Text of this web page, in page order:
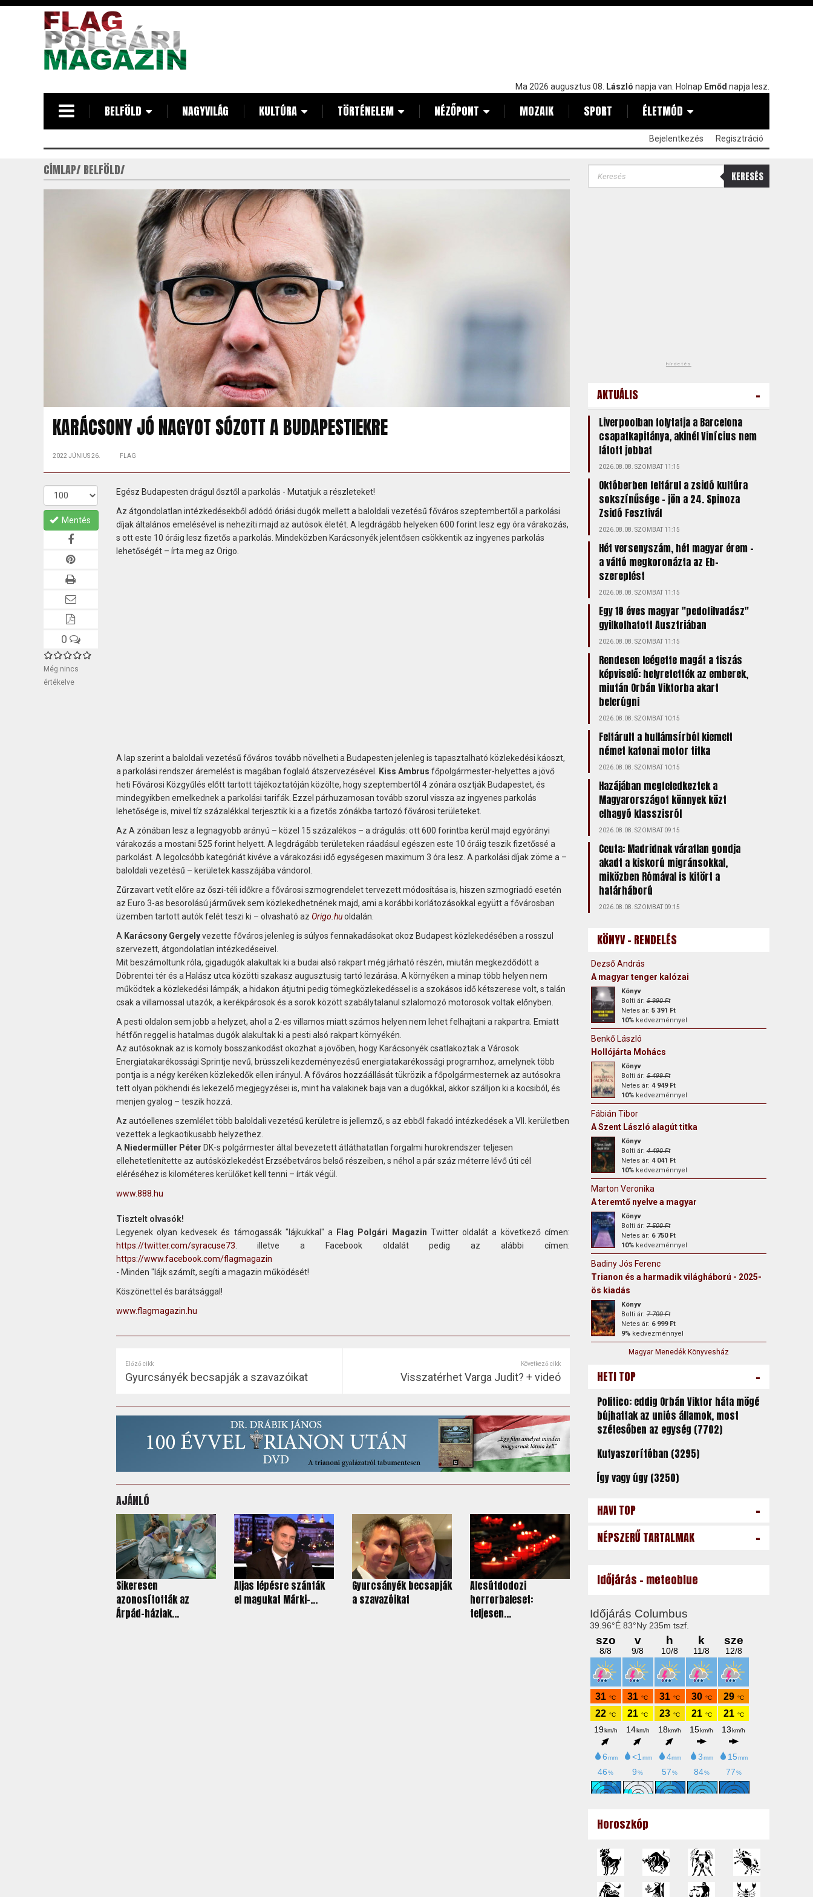
Ma 2026 augusztus 08. László napja van. Holnap Emőd napja lesz.
BELFÖLD NAGYVILÁG KULTÚRA TÖRTÉNELEM NÉZŐPONT MOZAIK SPORT ÉLETMÓD
Bejelentkezés Regisztráció
CÍMLAP BELFÖLD
KARÁCSONY JÓ NAGYOT SÓZOTT A BUDAPESTIEKRE
2022 JÚNIUS 26. FLAG
Mentés
0
Még nincs
értékelve
Egész Budapesten drágul ősztől a parkolás - Mutatjuk a részleteket!
Az átgondolatlan intézkedésekből adódó óriási dugók mellett a baloldali vezetésű főváros szeptembertől a parkolási
díjak általános emelésével is nehezíti majd az autósok életét. A legdrágább helyeken 600 forint lesz egy óra várakozás,
s ott este 10 óráig lesz fizetős a parkolás. Mindeközben Karácsonyék jelentősen csökkentik az ingyenes parkolás
lehetőségét – írta meg az Origo.
A lap szerint a baloldali vezetésű főváros tovább növelheti a Budapesten jelenleg is tapasztalható közlekedési káoszt,
a parkolási rendszer áremelést is magában foglaló átszervezésével.
Kiss Ambrus főpolgármester-helyettes a jövő
heti Fővárosi Közgyűlés előtt tartott tájékoztatóján közölte, hogy szeptembertől 4 zónára osztják Budapestet, és
mindegyikben emelkednek a parkolási tarifák. Ezzel párhuzamosan tovább szorul vissza az ingyenes parkolás
lehetősége is, mivel tíz százalékkal terjesztik ki a a fizetős zónákba tartozó fővárosi területeket.
Az A zónában lesz a legnagyobb arányú – közel 15 százalékos – a drágulás: ott 600 forintba kerül majd egyórányi
várakozás a mostani 525 forint helyett. A legdrágább területeken ráadásul egészen este 10 óráig teszik fizetőssé a
parkolást. A legolcsóbb kategóriát kivéve a várakozási idő egységesen maximum 3 óra lesz. A parkolási díjak zöme a –
baloldali vezetésű – kerületek kasszájába vándorol.
Zűrzavart vetít előre az őszi-téli időkre a fővárosi szmogrendelet tervezett módosítása is, hiszen szmogriadó esetén
az Euro 3-as besorolású járművek sem közlekedhetnének majd, ami a korábbi korlátozásokkal együtt a fővárosban
üzemben tartott autók felét teszi ki – olvasható az Origo.huoldalán.
A Karácsony Gergelyvezette főváros jelenleg is súlyos fennakadásokat okoz Budapest közlekedésében a rosszul
szervezett, átgondolatlan intézkedéseivel.
Mit beszámoltunk róla, gigadugók alakultak ki a budai alsó rakpart még járható részén, miután megkezdődött a
Döbrentei tér és a Halász utca közötti szakasz augusztusig tartó lezárása. A környéken a minap több helyen nem
működtek a közlekedési lámpák, a hidakon átjutni pedig tömegközlekedéssel is a szokásos idő kétszerese volt, s talán
csak a villamossal utazók, a kerékpárosok és a sorok között szabálytalanul szlalomozó motorosok voltak előnyben.
A pesti oldalon sem jobb a helyzet, ahol a 2-es villamos miatt számos helyen nem lehet felhajtani a rakpartra. Emiatt
hétfőn reggel is hatalmas dugók alakultak ki a pesti alsó rakpart környékén.
Az autósoknak az is komoly bosszankodást okozhat a jövőben, hogy Karácsonyék csatlakoztak a Városok
Energiatakarékossági Sprintje nevű, brüsszeli kezdeményezésű energiatakarékossági programhoz, amelynek több
pontja is a négy keréken közlekedők ellen irányul. A főváros hozzáállását tükrözik a főpolgármesternek az autósokra
tett olyan pökhendi és lekezelő megjegyzései is, mint ha valakinek baja van a dugókkal, akkor szálljon ki a kocsiból, és
menjen gyalog – teszik hozzá.
Az autóellenes szemlélet több baloldali vezetésű kerületre is jellemző, s az ebből fakadó intézkedések a VII. kerületben
vezettek a legkaotikusabb helyzethez.
A Niedermüller Péter DK-s polgármester által bevezetett átláthatatlan forgalmi hurokrendszer teljesen
ellehetetlenítette az autósközlekedést Erzsébetváros belső részeiben, s néhol a pár száz méterre lévő úti cél
eléréséhez is kilométeres kerülőket kell tenni – írták végül.
www.888.hu
Tisztelt olvasók!
Legyenek olyan kedvesek és támogassák "lájkukkal" a
Flag Polgári Magazin Twitter oldalát a következő címen:
https://twitter.com/syracuse73 . illetve a Facebook oldalát pedig az alábbi címen:
https://www.facebook.com/flagmagazin
- Minden "lájk számít, segíti a magazin működését!
Köszönettel és barátsággal!
www.flagmagazin.hu
Előző cikk
Gyurcsányék becsapják a szavazóikat
Következő cikk
Visszatérhet Varga Judit? + videó
AJÁNLÓ
Sikeresen
azonosították az
Árpád-háziak...
Aljas lépésre szánták
el magukat Márki-...
Gyurcsányék becsapják
a szavazóikat
Alcsútdodozi
horrorbaleset:
teljesen...
KERESÉS
hirdetés
AKTUÁLIS -
Liverpoolban folytatja a Barcelona
csapatkapitánya, akinél Vinícius nem
látott jobbat
2026.08.08. SZOMBAT 11:15
Októberben feltárul a zsidó kultúra
sokszínűsége – jön a 24. Spinoza
Zsidó Fesztivál
2026.08.08. SZOMBAT 11:15
Hét versenyszám, hét magyar érem –
a váltó megkoronázta az Eb-
szereplést
2026.08.08. SZOMBAT 11:15
Egy 18 éves magyar "pedofilvadász"
gyilkolhatott Ausztriában
2026.08.08. SZOMBAT 11:15
Rendesen leégette magát a tiszás
képviselő: helyretették az emberek,
miután Orbán Viktorba akart
belerúgni
2026.08.08. SZOMBAT 10:15
Feltárult a hullámsírból kiemelt
német katonai motor titka
2026.08.08. SZOMBAT 10:15
Hazájában megfeledkeztek a
Magyarországot könnyek közt
elhagyó klasszisról
2026.08.08. SZOMBAT 09:15
Ceuta: Madridnak váratlan gondja
akadt a kiskorú migránsokkal,
miközben Rómával is kitört a
határháború
2026.08.08. SZOMBAT 09:15
KÖNYV - RENDELÉS
Dezső András
A magyar tenger kalózai
Könyv
Bolti ár:5 990 Ft
Netes ár: 5 391 Ft
10%kedvezménnyel
Benkő László
Hollójárta Mohács
Könyv
Bolti ár:5 499 Ft
Netes ár: 4 949 Ft
10%kedvezménnyel
Fábián Tibor
A Szent László alagút titka
Könyv
Bolti ár:4 490 Ft
Netes ár: 4 041 Ft
10%kedvezménnyel
Marton Veronika
A teremtő nyelve a magyar
Könyv
Bolti ár:7 500 Ft
Netes ár: 6 750 Ft
10%kedvezménnyel
Badiny Jós Ferenc
Trianon és a harmadik világháború - 2025-
ös kiadás
Könyv
Bolti ár:7 700 Ft
Netes ár: 6 999 Ft
9%kedvezménnyel
Magyar Menedék Könyvesház
HETI TOP -
Politico: eddig Orbán Viktor háta mögé
bújhattak az uniós államok, most
szétesőben az egység (7702)
Kutyaszorítóban (3295)
Így vagy úgy (3250)
HAVI TOP -
NÉPSZERŰ TARTALMAK -
Időjárás - meteoblue
Horoszkóp